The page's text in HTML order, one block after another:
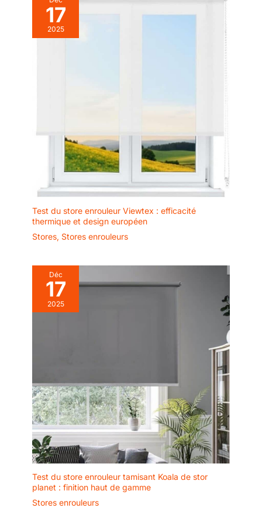
17
2025
Test du store enrouleur Viewtex : efficacité
thermique et design européen
Stores, Stores enrouleurs
Déc
17
2025
Test du store enrouleur tamisant Koala de stor
planet : finition haut de gamme
Stores enrouleurs